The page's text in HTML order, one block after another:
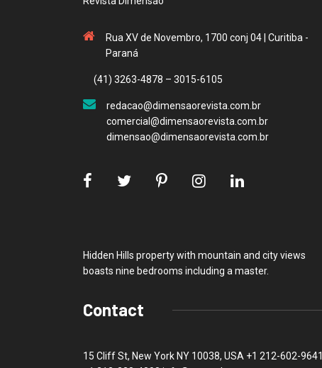
Rua XV de Novembro, 1700 conj 04 | Curitiba -
Paraná
(41) 3263-4878 – 3015-6105
redacao@dimensaorevista.com.br
comercial@dimensaorevista.com.br
dimensao@dimensaorevista.com.br
Hidden Hills property with mountain and city views
boasts nine bedrooms including a master.
Contact
15 Cliff St, New York NY 10038, USA +1 212-602-9641